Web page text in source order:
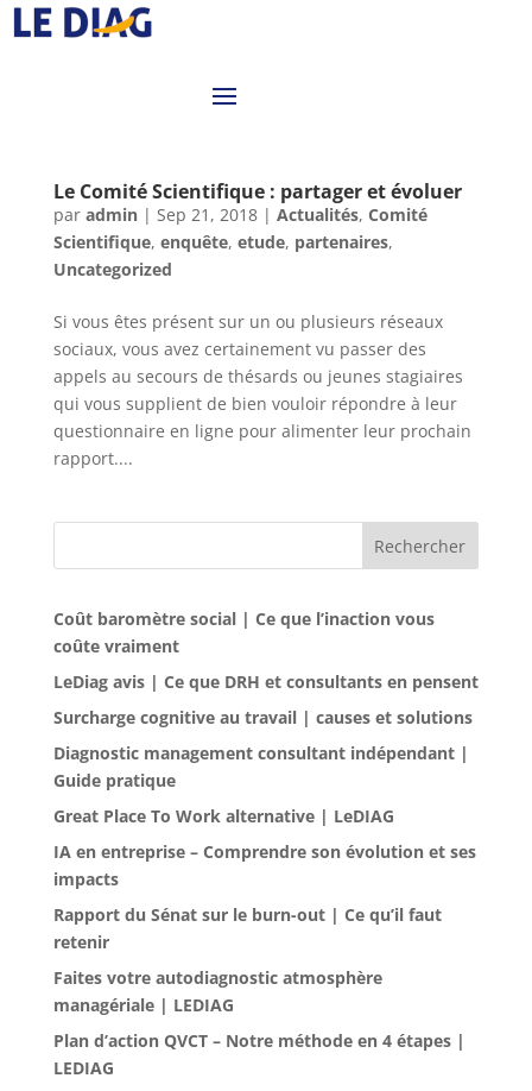
Le Comité Scientifique : partager et évoluer
par admin| Sep 21, 2018| Actualités, Comité
Scientifique, enquête, etude, partenaires,
Uncategorized
Si vous êtes présent sur un ou plusieurs réseaux
sociaux, vous avez certainement vu passer des
appels au secours de thésards ou jeunes stagiaires
qui vous supplient de bien vouloir répondre à leur
questionnaire en ligne pour alimenter leur prochain
rapport....
Rechercher
Coût baromètre social | Ce que l’inaction vous
coûte vraiment
LeDiag avis | Ce que DRH et consultants en pensent
Surcharge cognitive au travail | causes et solutions
Diagnostic management consultant indépendant |
Guide pratique
Great Place To Work alternative | LeDIAG
IA en entreprise – Comprendre son évolution et ses
impacts
Rapport du Sénat sur le burn-out | Ce qu’il faut
retenir
Faites votre autodiagnostic atmosphère
managériale | LEDIAG
Plan d’action QVCT – Notre méthode en 4 étapes |
LEDIAG